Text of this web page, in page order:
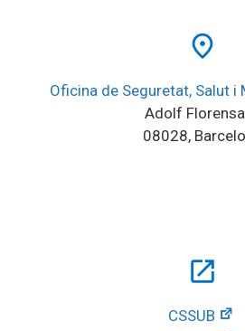
place
Oficina de Seguretat, Salut i
Adolf
08028,
open_in_new
CSSUB